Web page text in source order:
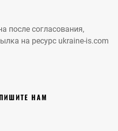
после согласования,
на ресурс ukraine-is.com
НАМ